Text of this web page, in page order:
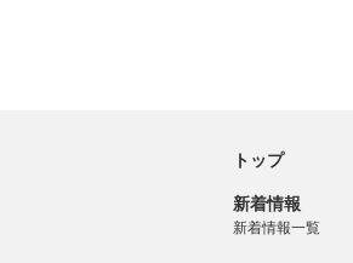
トップ
新着情報
新着情報一覧